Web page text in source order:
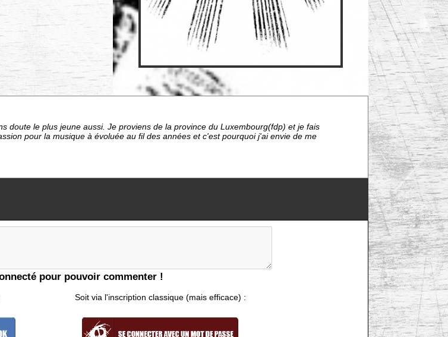
doute le plus jeune aussi. Je proviens de la province du Luxembourg(fdp) et je fais
pour la musique à évoluée au fil des années et c'est pourquoi j'ai envie de me
pour pouvoir commenter !
Soit via l'inscription classique (mais efficace) :